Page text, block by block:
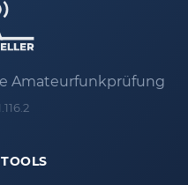
Amateurfunkprüfung
TOOLS